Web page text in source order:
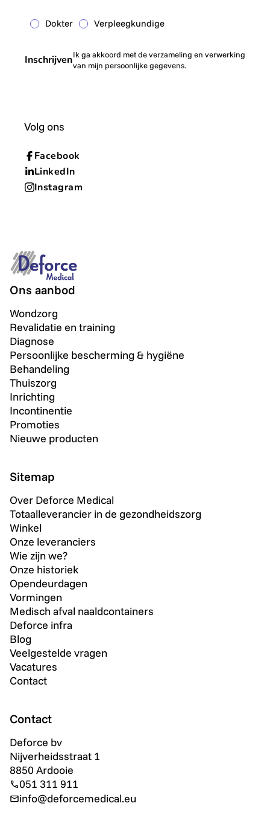
Dokter Verpleegkundige
InschrijvenIk ga akkoord met de verzameling en verwerking
van mijn persoonlijke gegevens.
Volg ons
Facebook
LinkedIn
Instagram
Ons aanbod
Wondzorg
Revalidatie en training
Diagnose
Persoonlijke bescherming & hygiëne
Behandeling
Thuiszorg
Inrichting
Incontinentie
Promoties
Nieuwe producten
Sitemap
Over Deforce Medical
Totaalleverancier in de gezondheidszorg
Winkel
Onze leveranciers
Wie zijn we?
Onze historiek
Opendeurdagen
Vormingen
Medisch afval naaldcontainers
Deforce infra
Blog
Veelgestelde vragen
Vacatures
Contact
Contact
Deforce bv
Nijverheidsstraat 1
8850 Ardooie
051 311 911
info@deforcemedical.eu